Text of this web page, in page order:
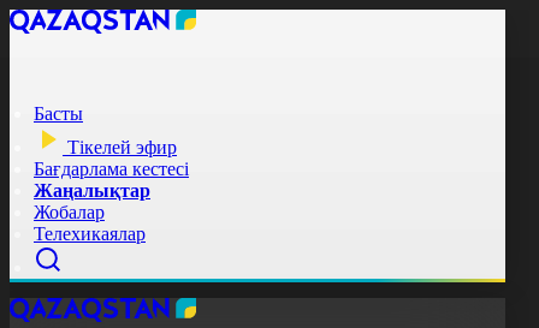
Басты
Тікелей эфир
Бағдарлама кестесі
Жаңалықтар
Жобалар
Телехикаялар